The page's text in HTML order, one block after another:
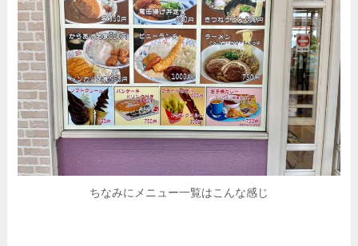
ちなみにメニュー一覧はこんな感じ